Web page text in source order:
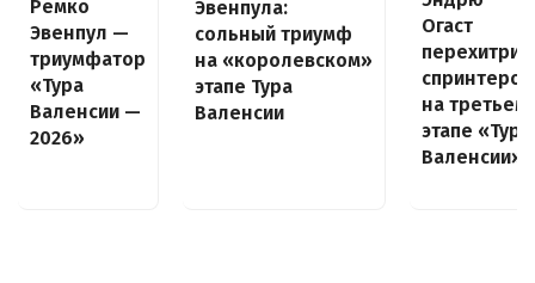
Ремко
Эвенпул —
триумфатор
«Тура
Валенсии —
2026»
Эвенпула:
сольный триумф
на «королевском»
этапе Тура
Валенсии
Огаст
перехитрил
спринтеров
на третьем
этапе «Тура
Валенсии»